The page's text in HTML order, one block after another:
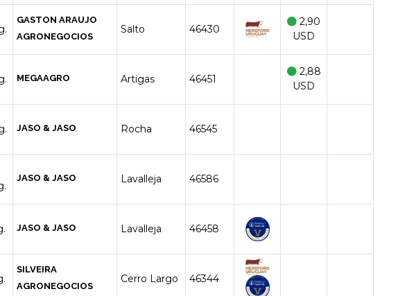
GASTON ARAUJO
AGRONEGOCIOS
Salto 46430
2,90
USD
MEGAAGRO Artigas 46451
2,88
USD
JASO & JASO Rocha 46545
JASO & JASO Lavalleja 46586
JASO & JASO Lavalleja 46458
SILVEIRA
AGRONEGOCIOS
Cerro Largo 46344